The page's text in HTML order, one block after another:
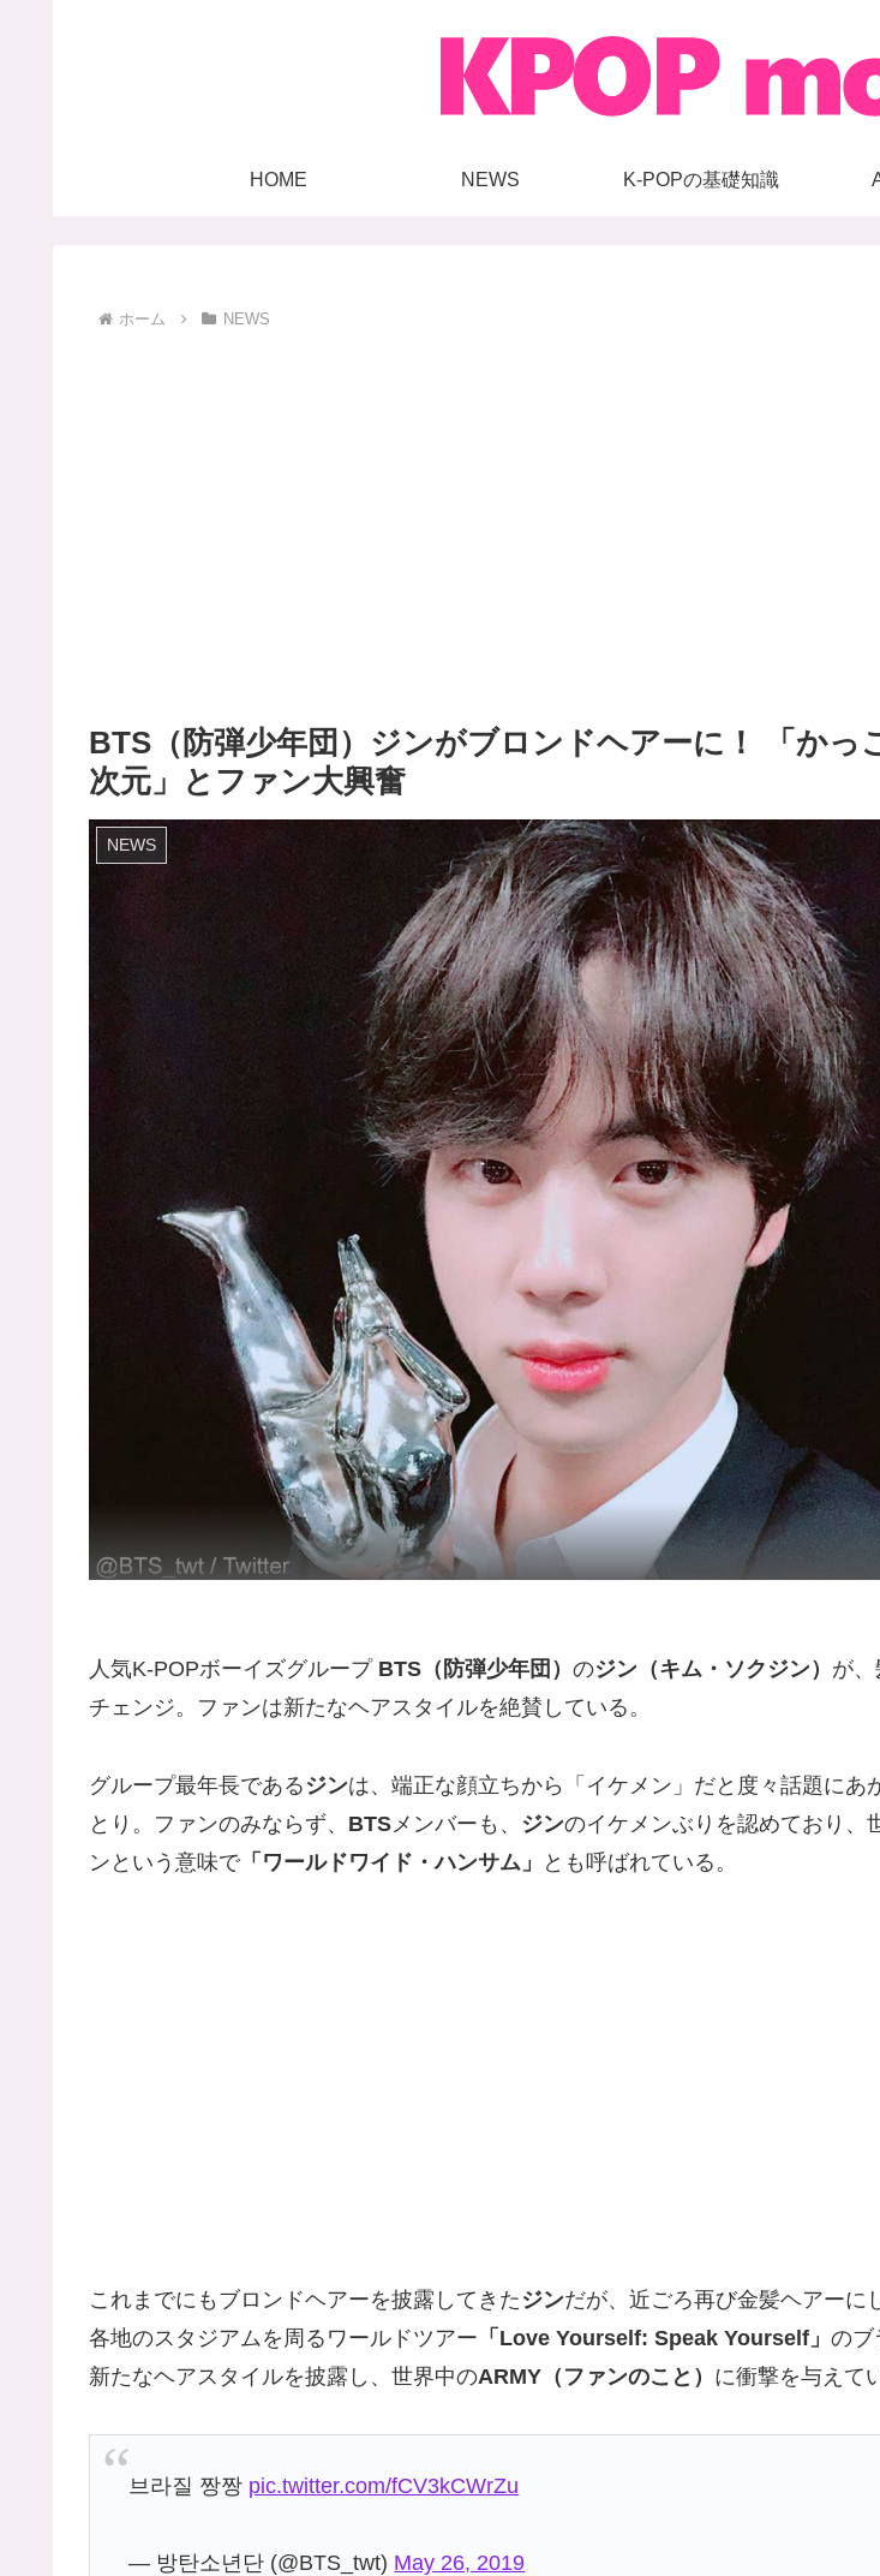
HOME NEWS K-POPの基礎知識
ホーム NEWS
BTS（防弾少年団）ジンがブロンドヘアーに！ 「かっ
次元」とファン大興奮
NEWS
人気K-POPボーイズグループ BTS（防弾少年団） のジン（キム・ソクジン） が
チェンジ。ファンは新たなヘアスタイルを絶賛している。
グループ最年長である ジンは、端正な顔立ちから「イケメン」だと度々話題にあ
とり。ファンのみならず、 BTS メンバーも、 ジンのイケメンぶりを認めており、
ンという意味で「ワールドワイド・ハンサム」 とも呼ばれている。
これまでにもブロンドヘアーを披露してきた ジンだが、近ごろ再び金髪ヘアーに
各地のスタジアムを周るワールドツアー 「Love Yourself: Speak Yourself」 のブ
新たなヘアスタイルを披露し、世界中のARMY（ファンのこと） に衝撃を与えて
브라질 짱짱 pic.twitter.com/fCV3kCWrZu
— 방탄소년단 (@BTS_twt) May 26, 2019